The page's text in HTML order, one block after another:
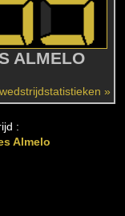
ALMELO
»
:
Almelo